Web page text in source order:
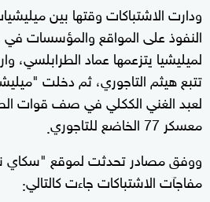
ودارت الاشتباكات وقتها بين
النفوذ على المواقع والمؤسسات
تتبع هيثم التاجوري، ثم دخلت
لعبد الغني الككلي في صف قوات
معسكر 77 الخاضع للتاجوري
.
ووفق مصادر تحدثت لموقع "سكاي
مفاجآت الاشتباكات جاءت كالتالي: